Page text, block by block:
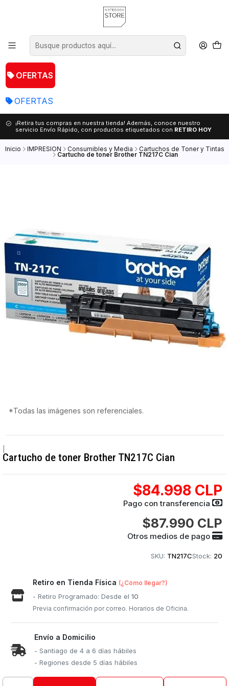
OFERTAS
OFERTAS
¡Retira tus compras en nuestra tienda! Además, conoce nuestro
servicio Envío Rápido, con productos etiquetados con RETIRO HOY
Inicio IMPRESION Consumibles y Media Cartuchos de Toner y Tintas
Cartucho de toner Brother TN217C Cian
*Todas las imágenes son referenciales.
Cartucho de toner Brother TN217C Cian
$84.998 CLP
Pago con transferencia
$87.990 CLP
Otros medios de pago
SKU: TN217CStock: 20
Retiro en Tienda Física (¿Cómo llegar?)
- Retiro Programado: Desde el10
Previa confirmación por correo. Horarios de Oficina.
Envío a Domicilio
- Santiago de 4 a 6 días hábiles
- Regiones desde 5 días hábiles